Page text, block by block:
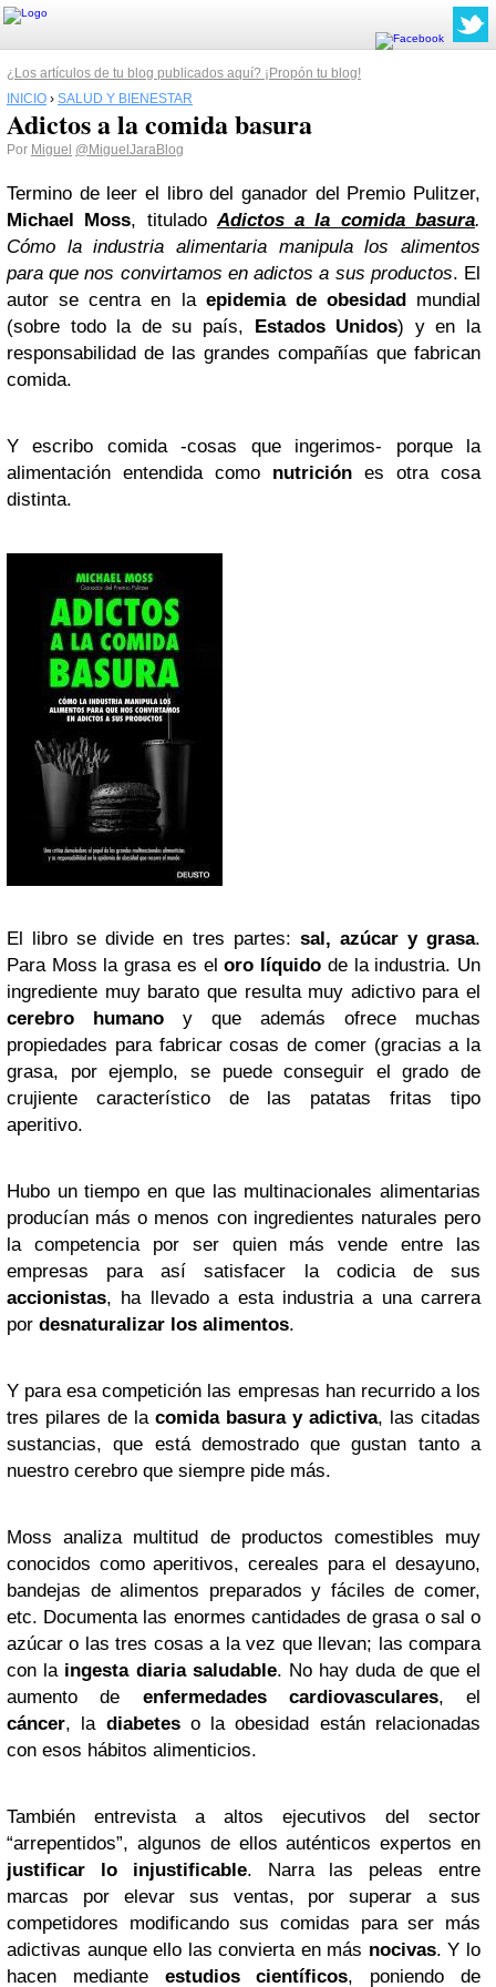
¿Los artículos de tu blog publicados aquí? ¡Propón tu blog!
INICIO › SALUD Y BIENESTAR
Adictos a la comida basura
Por Miguel @MiguelJaraBlog
Termino de leer el libro del ganador del Premio Pulitzer,
Michael Moss, tituladoAdictos a la comida basura.
Cómo la industria alimentaria manipula los alimentos
para que nos convirtamos en adictos a sus productos. El
autor se centra en la epidemia de obesidadmundial
(sobre todo la de su país, Estados Unidos) y en la
responsabilidad de las grandes compañías que fabrican
comida.
Y escribo comida -cosas que ingerimos- porque la
alimentación entendida como nutrición es otra cosa
distinta.
El libro se divide en tres partes: sal, azúcar y grasa.
Para Moss la grasa es eloro líquido de la industria. Un
ingrediente muy barato que resulta muy adictivo para el
cerebro humano y que además ofrece muchas
propiedades para fabricar cosas de comer (gracias a la
grasa, por ejemplo, se puede conseguir el grado de
crujiente característico de las patatas fritas tipo
aperitivo.
Hubo un tiempo en que las multinacionales alimentarias
producían más o menos con ingredientes naturales pero
la competencia por ser quien más vende entre las
empresas para así satisfacer la codicia de sus
accionistas, ha llevado a esta industria a una carrera
por desnaturalizar los alimentos.
Y para esa competición las empresas han recurrido a los
tres pilares de la comida basura y adictiva, las citadas
sustancias, que está demostrado que gustan tanto a
nuestro cerebro que siempre pide más.
Moss analiza multitud de productos comestibles muy
conocidos como aperitivos, cereales para el desayuno,
bandejas de alimentos preparados y fáciles de comer,
etc. Documenta las enormes cantidades de grasa o sal o
azúcar o las tres cosas a la vez que llevan; las compara
con la ingesta diaria saludable. No hay duda de que el
aumento de enfermedades cardiovasculares, el
cáncer, la diabeteso la obesidad están relacionadas
con esos hábitos alimenticios.
También entrevista a altos ejecutivos del sector
“arrepentidos”, algunos de ellos auténticos expertos en
justificar lo injustificable. Narra las peleas entre
marcas por elevar sus ventas, por superar a sus
competidores modificando sus comidas para ser más
adictivas aunque ello las convierta en más nocivas. Y lo
hacen mediante estudios científicos, poniendo de